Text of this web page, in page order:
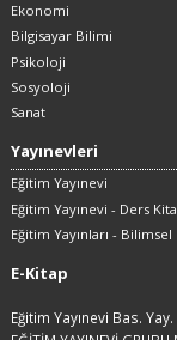
Ekonomi
Bilgisayar Bilimi
Psikoloji
Sosyoloji
Sanat
Yayınevleri
Eğitim Yayınevi
Eğitim Yayınevi - Ders
Eğitim Yayınları -
E-Kitap
Eğitim Yayınevi Bas.